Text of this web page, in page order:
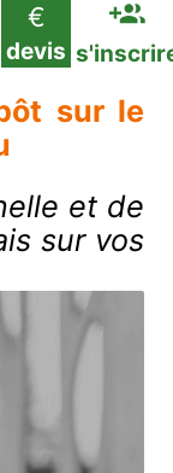
€
devis
sur le
et de
sur vos